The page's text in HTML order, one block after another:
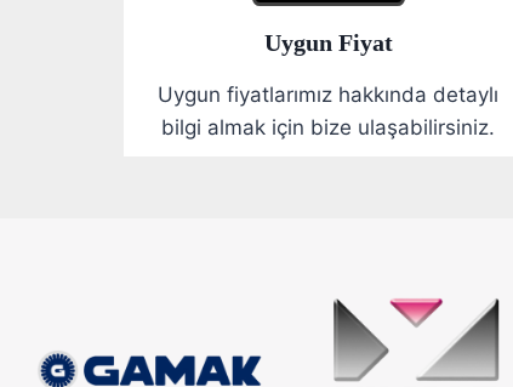
Uygun Fiyat
Uygun fiyatlarımız hakkında detaylı
bilgi almak için bize ulaşabilirsiniz.